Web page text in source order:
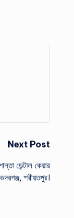
Next Post
ডেন্টাল কেয়ার
শরীয়তপুর।